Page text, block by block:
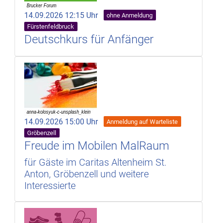
14.09.2026 12:15 Uhr
ohne Anmeldung
Fürstenfeldbruck
Deutschkurs für Anfänger
14.09.2026 15:00 Uhr
Anmeldung auf Warteliste
Gröbenzell
Freude im Mobilen MalRaum
für Gäste im Caritas Altenheim St.
Anton, Gröbenzell und weitere
Interessierte